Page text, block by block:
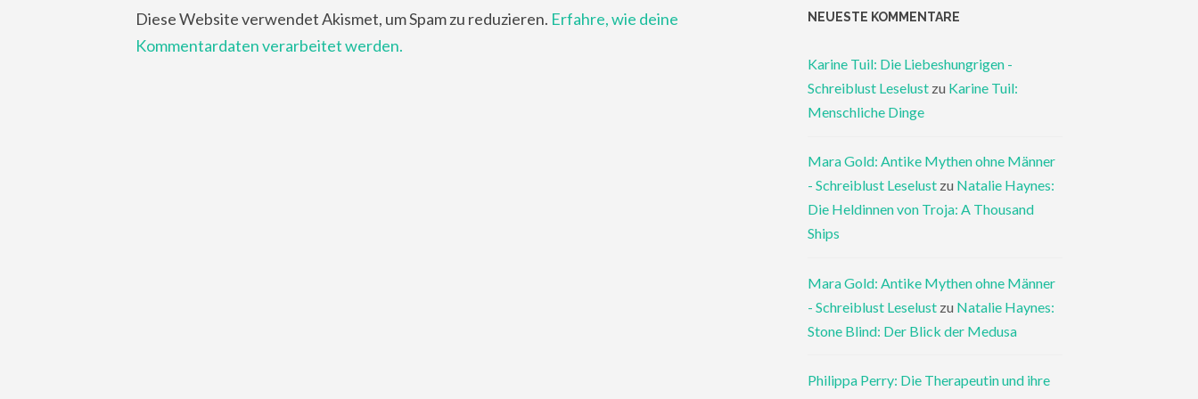
Diese Website verwendet Akismet, um Spam zu reduzieren. Erfahre, wie deine
Kommentardaten verarbeitet werden.
NEUESTE KOMMENTARE
Karine Tuil: Die Liebeshungrigen -
Schreiblust Leselust zu Karine Tuil:
Menschliche Dinge
Mara Gold: Antike Mythen ohne Männer
- Schreiblust Leselust zu Natalie Haynes:
Die Heldinnen von Troja: A Thousand
Ships
Mara Gold: Antike Mythen ohne Männer
- Schreiblust Leselust zu Natalie Haynes:
Stone Blind: Der Blick der Medusa
Philippa Perry: Die Therapeutin und ihre